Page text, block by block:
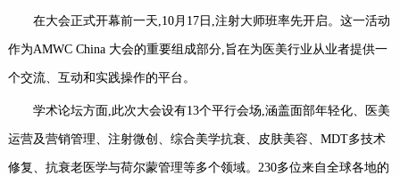
在大会正式开幕前一天,10月17日,注射大师班率先开启。这一活动
作为AMWC China 大会的重要组成部分,旨在为医美行业从业者提供一
个交流、互动和实践操作的平台。
学术论坛方面,此次大会设有13个平行会场,涵盖面部年轻化、医美
运营及营销管理、注射微创、综合美学抗衰、皮肤美容、MDT多技术
修复、抗衰老医学与荷尔蒙管理等多个领域。230多位来自全球各地的